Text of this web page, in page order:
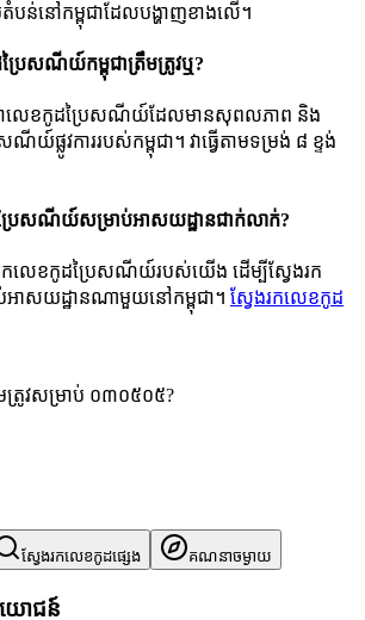
បន់នៅកម្ពុជាដែលបង្ហាញខាងលើ។
រៃសណីយ៍កម្ពុជាត្រឹមត្រូវឬ?
លេខកូដប្រៃសណីយ៍ដែលមានសុពលភាព និង
ណីយ៍ផ្លូវការរបស់កម្ពុជា។ វាធ្វើតាមទម្រង់ ៨ ខ្ទង់
រៃសណីយ៍សម្រាប់អាសយដ្ឋានជាក់លាក់?
ងរកលេខកូដប្រៃសណីយ៍របស់យើង ដើម្បីស្វែងរក
អាសយដ្ឋានណាមួយនៅកម្ពុជា។ ស្វែងរកលេខកូដ
រូវសម្រាប់ ០៣០៥០៥?
ស្វែងរកលេខកូដផ្សេង គណនាចម្ងាយ
យោជន៍